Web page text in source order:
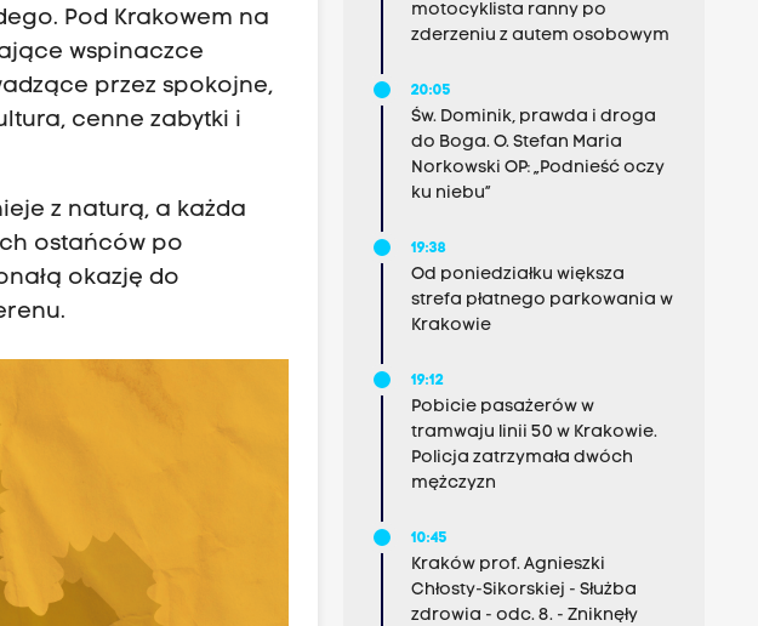
Pod Krakowem na
wspinaczce
przez spokojne,
cenne zabytki i
z naturą, a każda
ostańców po
okazję do
motocyklista ranny po
zderzeniu z autem osobowym
20:05
Św. Dominik, prawda i droga
do Boga. O. Stefan Maria
Norkowski OP: „Podnieść oczy
ku niebu”
19:38
Od poniedziałku większa
strefa płatnego parkowania w
Krakowie
19:12
Pobicie pasażerów w
tramwaju linii 50 w Krakowie.
Policja zatrzymała dwóch
mężczyzn
10:45
Kraków prof. Agnieszki
Chłosty-Sikorskiej - Służba
zdrowia - odc. 8. - Zniknęły